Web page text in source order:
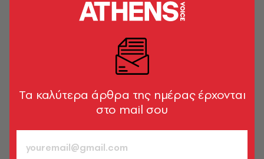
Το πρώτο Venus In Furs της post-
Second Skin εποχής έρχεται στο
Το θεματικό event του Γιώργου Φακίνου με special
Μαρία Αλεξίου
Tα καλύτερα άρθρα της ημέρας έρχονται
στο mail σου